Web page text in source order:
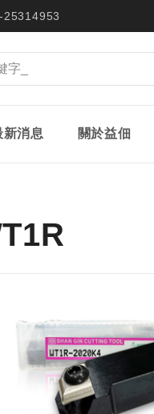
25314953
新消息 關於益佃